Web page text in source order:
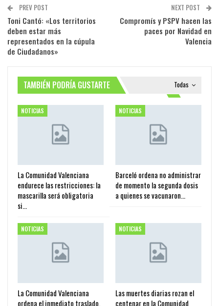
PREV POST
Toni Cantó: «Los territorios
deben estar más
representados en la cúpula
de Ciudadanos»
NEXT POST
Compromís y PSPV hacen las
paces por Navidad en
Valencia
Todas
TAMBIÉN PODRÍA GUSTARTE
NOTICIAS
La Comunidad Valenciana
endurece las restricciones: la
mascarilla será obligatoria
si…
NOTICIAS
Barceló ordena no administrar
de momento la segunda dosis
a quienes se vacunaron…
NOTICIAS
La Comunidad Valenciana
ordena el inmediato traslado,
NOTICIAS
Las muertes diarias rozan el
centenar en la Comunidad